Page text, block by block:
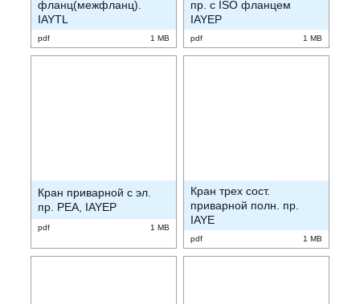
фланц(межфланц).
IAYTL
pdf 1 MB
пр. с ISO фланцем
IAYEP
pdf 1 MB
Кран приварной с эл.
пр. PEA, IAYEP
pdf 1 MB
Кран трех сост.
приварной полн. пр.
IAYE
pdf 1 MB